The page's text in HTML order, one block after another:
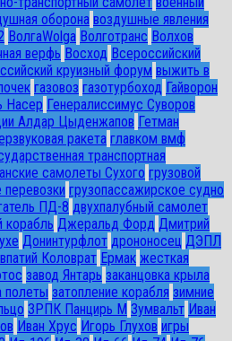
оборона воздушные явления
ВолгаWolga Волготранс Волхов
верфь Восход Всероссийский
круизный форум выжить в
газовоз газотурбоход Гайворон
Насер Генералиссимус Суворов
Алдар Цыденжапов Гетман
ракета главком вмф
транспортная
самолеты Сухого грузовой
грузопассажирское судно
ПД-8 двухпалубный самолет
корабль Джеральд Форд Дмитрий
Донинтурфлот дрононосец ДЭПЛ
Коловрат Ермак жесткая
завод Янтарь заканцовка крыла
полеты затопление корабля зимние
ЗРПК Панцирь М Зумвальт Иван
Иван Хрус Игорь Глухов игры